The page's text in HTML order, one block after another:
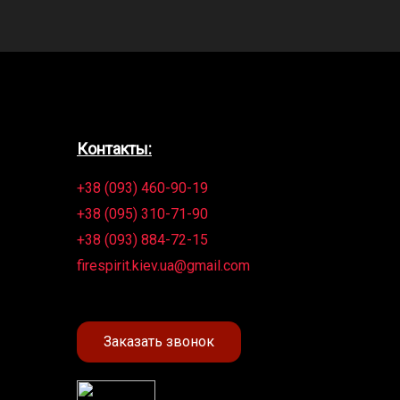
Контакты:
+38 (093) 460-90-19
+38 (095) 310-71-90
+38 (093) 884-72-15
firespirit.kiev.ua@gmail.com
Заказать звонок